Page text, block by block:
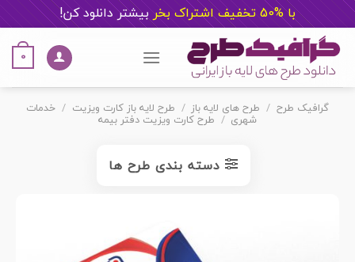
با %50 تخفیف اشتراک بخر بیشتر دانلود کن!
content
0
گرافیک طرح / طرح های لایه باز / طرح لایه باز کارت ویزیت / خدمات
شهری / طرح کارت ویزیت دفتر بیمه
دسته بندی طرح ها